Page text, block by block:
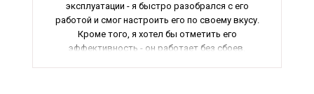
эксплуатации - я быстро разобрался с его
работой и смог настроить его по своему вкусу.
Кроме того, я хотел бы отметить его
эффективность - он работает без сбоев,